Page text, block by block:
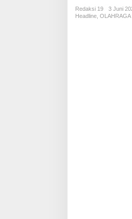
Redaksi 19
3 Juni
Headline OLAHRAGA